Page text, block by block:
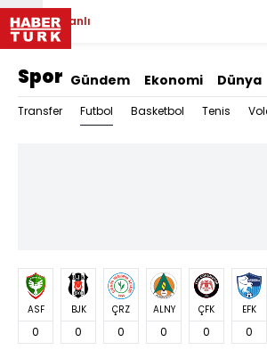
Canlı
Spor Gündem Ekonomi Dünya
Transfer Futbol Basketbol Tenis
ASF
0
BJK
0
ÇRZ
0
ALNY
0
ÇFK
0
EFK
0